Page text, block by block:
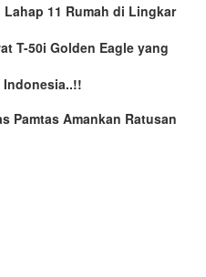
11 Rumah di Lingkar
T-50i Golden Eagle yang
Pamtas Amankan Ratusan